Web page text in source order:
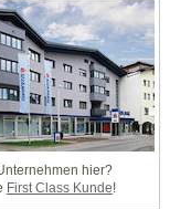
hier?
First Class Kunde!